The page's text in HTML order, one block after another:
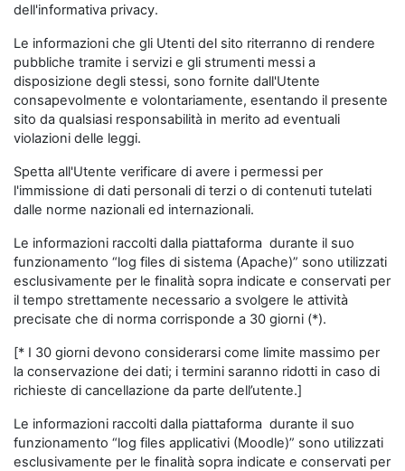
dell'informativa privacy.
Le informazioni che gli Utenti del sito riterranno di rendere
pubbliche tramite i servizi e gli strumenti messi a
disposizione degli stessi, sono fornite dall'Utente
consapevolmente e volontariamente, esentando il presente
sito da qualsiasi responsabilità in merito ad eventuali
violazioni delle leggi.
Spetta all'Utente verificare di avere i permessi per
l'immissione di dati personali di terzi o di contenuti tutelati
dalle norme nazionali ed internazionali.
Le informazioni raccolti dalla piattaforma durante il suo
funzionamento “log files di sistema (Apache)” sono utilizzati
esclusivamente per le finalità sopra indicate e conservati per
il tempo strettamente necessario a svolgere le attività
precisate che di norma corrisponde a 30 giorni (*).
[* I 30 giorni devono considerarsi come limite massimo per
la conservazione dei dati; i termini saranno ridotti in caso di
richieste di cancellazione da parte dell’utente.]
Le informazioni raccolti dalla piattaforma durante il suo
funzionamento “log files applicativi (Moodle)” sono utilizzati
esclusivamente per le finalità sopra indicate e conservati per